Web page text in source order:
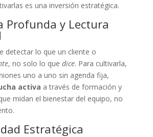
es una inversión estratégica.
Profunda y Lectura
detectar lo que un cliente o
, no solo lo que dice. Para cultivarla,
uno a uno sin agenda fija,
activa a través de formación y
midan el bienestar del equipo, no
Estratégica